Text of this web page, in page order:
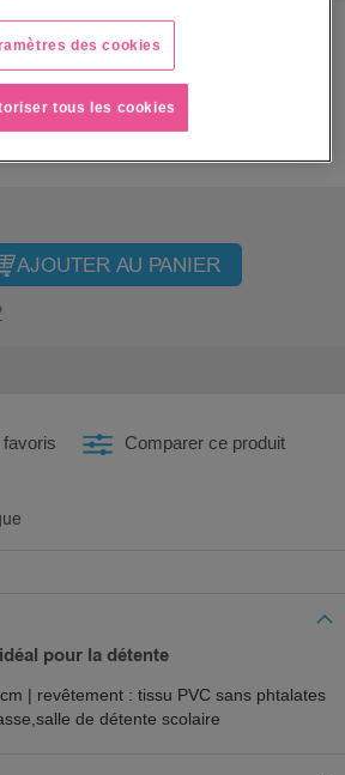
Sous 3 semaines
AJOUTER AU PANIER
Comparer ce produit
pour la détente
| revêtement : tissu PVC sans phtalates
de détente scolaire
des cookies
tous les cookies